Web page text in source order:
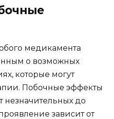
медикамента
о возможных
которые могут
Побочные эффекты
незначительных до
зависит от